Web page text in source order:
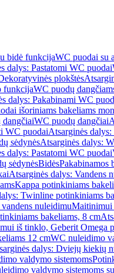
bidė funkcijaWC puodai su
dalys: Pastatomi WC puodai
plokštės
funkcijaWC puodų
dalys: Pakabinami WC
išoriniams bakeliams
dangčiaiWC puodų dangčiai
WC puodaiAtsarginės
sėdynėsAtsarginės dalys:
dalys: Pastatomi WC puodai
sėdynėsBidėsPakabinamos
Atsarginės dalys: Vandens
Kappa potinkiniams
Twinline potinkiniams
nuleidimuMaitinimui
bakeliams, 8 cm
iš tinklo, Geberit Omega
12 cmWC nuleidimo
dalys: Dviejų kiekių
valdymo sistemoms
valdymo sistemoms